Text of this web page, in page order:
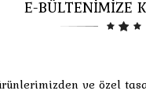
E-BÜLTENİMİZE
ve özel